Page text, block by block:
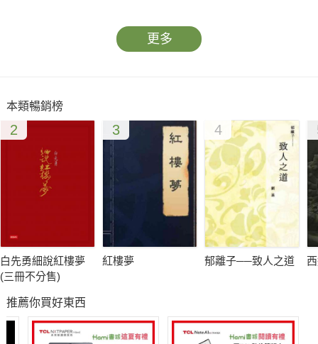
更多
本類暢銷榜
2
白先勇細說紅樓夢
(三冊不分售)
3
紅樓夢
4
郁離子──致人之道
推薦你買好東西